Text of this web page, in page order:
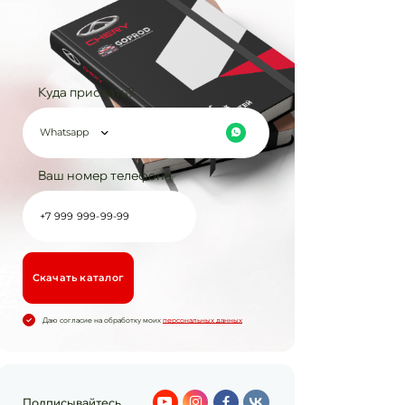
Куда прислать?
Whatsapp
Ваш номер телефона
Cкачать каталог
Даю согласие на обработку моих персональных данных
Подписывайтесь